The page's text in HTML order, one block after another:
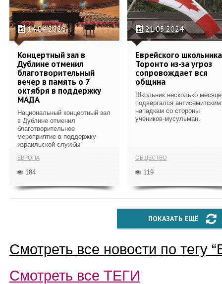
14.04.2026
Концертный зал в
Дублине отменил
благотворительный
вечер в память о 7
октября в поддержку
МАДА
Национальный концертный зал
в Дублине отменил
благотворительное
мероприятие в поддержку
израильской службы
ЕВРОПА
184
21.05.2024
Еврейского
Торонто из-за угроз
сопровождает вся
община
Школьник несколько
подвергался антисемитским
нападкам со стороны
учеников-мусульман.
ОБЩЕСТВО
119
ПОКАЗАТЬ ЕЩЁ
Смотреть все новости по тегу “
Смотреть все ТЕГИ